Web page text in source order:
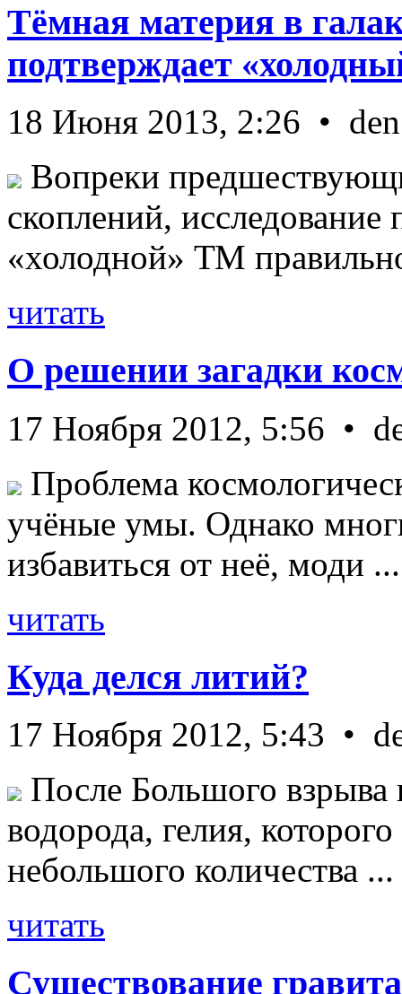
Тёмная материя в
подтверждает
18 Июня 2013, 2:26 • den
Вопреки
скоплений, исследование
«холодной» ТМ
читать
О решении загадки
17 Ноября 2012, 5:56 •
Проблема
учёные умы. Однако
избавиться от неё, моди ...
читать
Куда делся литий?
17 Ноября 2012, 5:43 •
После Большого взрыва
водорода, гелия,
небольшого количества ...
читать
Существование